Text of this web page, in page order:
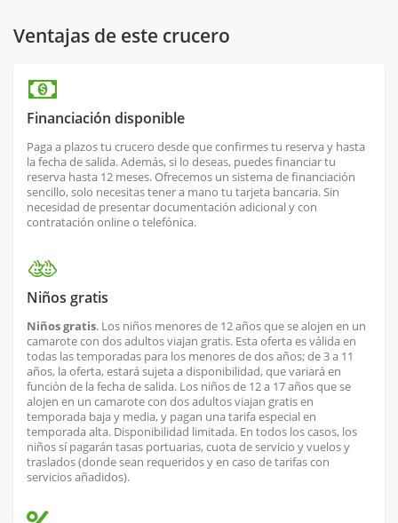
Ventajas de este crucero
Financiación disponible
Paga a plazos tu crucero desde que confirmes tu reserva y hasta
la fecha de salida. Además, si lo deseas, puedes financiar tu
reserva hasta 12 meses. Ofrecemos un sistema de financiación
sencillo, solo necesitas tener a mano tu tarjeta bancaria. Sin
necesidad de presentar documentación adicional y con
contratación online o telefónica.
Niños gratis
Niños gratis. Los niños menores de 12 años que se alojen en un
camarote con dos adultos viajan gratis. Esta oferta es válida en
todas las temporadas para los menores de dos años; de 3 a 11
años, la oferta, estará sujeta a disponibilidad, que variará en
función de la fecha de salida. Los niños de 12 a 17 años que se
alojen en un camarote con dos adultos viajan gratis en
temporada baja y media, y pagan una tarifa especial en
temporada alta. Disponibilidad limitada. En todos los casos, los
niños sí pagarán tasas portuarias, cuota de servicio y vuelos y
traslados (donde sean requeridos y en caso de tarifas con
servicios añadidos).